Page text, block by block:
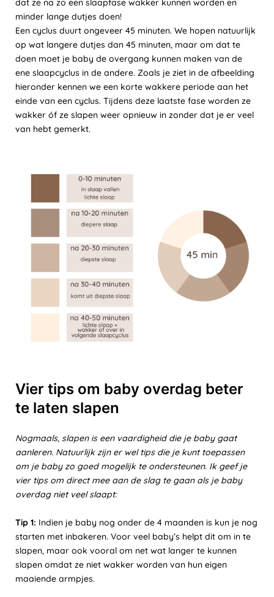
dat ze na zo een slaapfase wakker kunnen worden en
minder lange dutjes doen!
Een cyclus duurt ongeveer 45 minuten. We hopen natuurlijk
op wat langere dutjes dan 45 minuten, maar om dat te
doen moet je baby de overgang kunnen maken van de
ene slaapcyclus in de andere. Zoals je ziet in de afbeelding
hieronder kennen we een korte wakkere periode aan het
einde van een cyclus. Tijdens deze laatste fase worden ze
wakker óf ze slapen weer opnieuw in zonder dat je er veel
van hebt gemerkt.
Vier tips om baby overdag beter
te laten slapen
Nogmaals, slapen is een vaardigheid die je baby gaat
aanleren. Natuurlijk zijn er wel tips die je kunt toepassen
om je baby zo goed mogelijk te ondersteunen. Ik geef je
vier tips om direct mee aan de slag te gaan als je baby
overdag niet veel slaapt:
Tip 1: Indien je baby nog onder de 4 maanden is kun je nog
starten met inbakeren. Voor veel baby’s helpt dit om in te
slapen, maar ook vooral om net wat langer te kunnen
slapen omdat ze niet wakker worden van hun eigen
maaiende armpjes.